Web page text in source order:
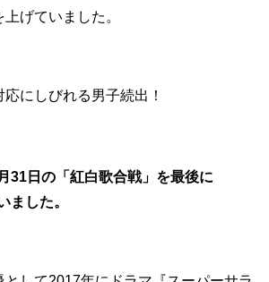
げていました。
にしびれる男子続出！
31日の「紅白歌合戦」を最後に
ました。